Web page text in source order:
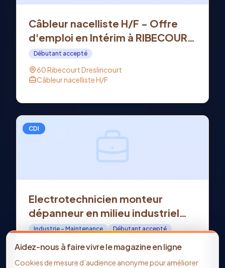
Câbleur nacelliste H/F - Offre
d'emploi en Intérim à RIBECOURT
DRESLINCOURT (60)
Débutant accepté
60 Ribecourt Dreslincourt
Câbleur nacelliste H/F
CDI
Electrotechnicien monteur
dépanneur en milieu industriel
H/F - Offre d'emploi en CDI à
SOISSONS (02)
Industrie - Maintenance Débutant accepté
02 Soissons
industriel H/F
Aidez-nous à faire vivre le magazine en ligne
Cookies de mesure d’audience anonyme pour améliorer